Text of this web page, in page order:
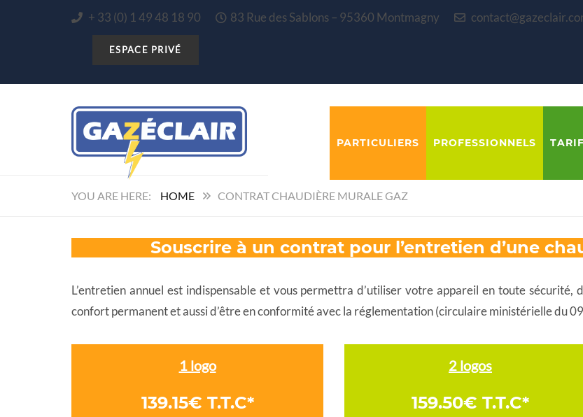
+ 33 (0) 1 49 48 18 90 83 Rue des Sablons – 95360 Montmagny
PARTICULIERS PROFESSIONNELS
HOME CONTRAT CHAUDIÈRE MURALE GAZ
Souscrire à un contrat pour l’entretien d’une
L’entretien annuel est indispensable et vous permettra d’utiliser votre appareil en toute sécurité,
confort permanent et aussi d’être en conformité avec la réglementation (circulaire ministérielle du
1 logo
139.15€ T.T.C*
2 logos
159.50€ T.T.C*